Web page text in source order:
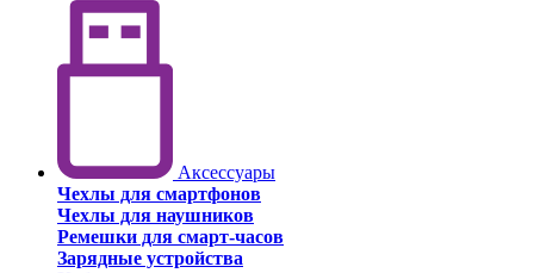
Аксессуары
Чехлы для смартфонов
Чехлы для наушников
Ремешки для смарт-часов
Зарядные устройства